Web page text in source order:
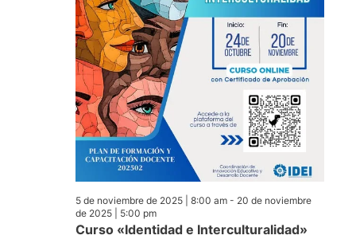
Curso «Identidad e Interculturalidad»
5 de noviembre de 2025 | 8:00 am- 20 de noviembre
de 2025 | 5:00 pm